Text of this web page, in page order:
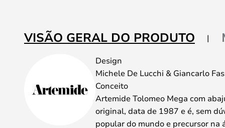
Galeria
de
VISÃO GERAL DO PRODUTO
Design
Michele De Lucchi & Giancarlo
Conceito
Artemide Tolomeo Mega com
original, data de 1987 e é, sem
popular do mundo e precursor na